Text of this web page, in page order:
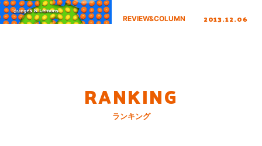
REVIEW&COLUMN 2013.12.06
RANKING
ランキング